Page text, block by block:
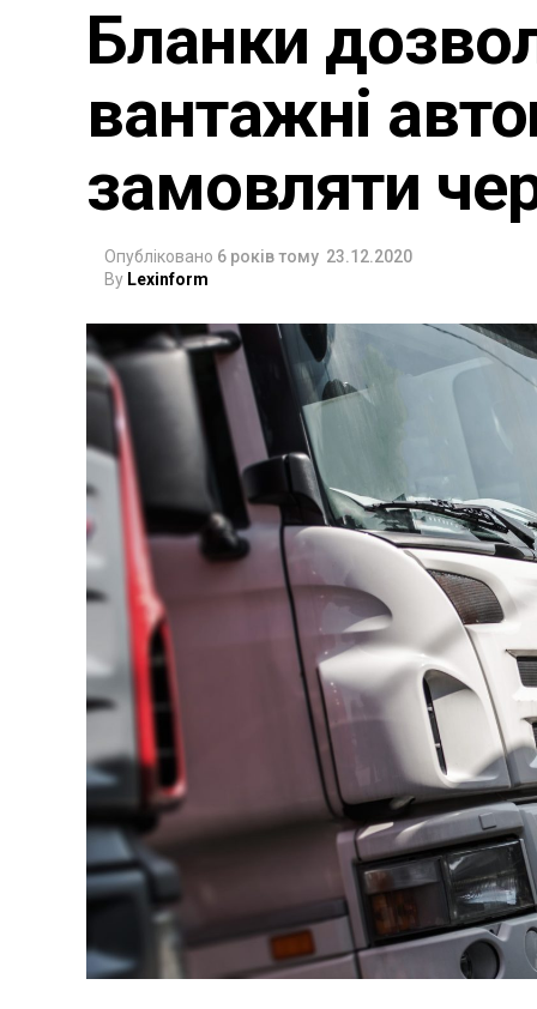
Бланки
вантажні
замовляти
Опубліковано 6 років тому 23.12.2020
By Lexinform